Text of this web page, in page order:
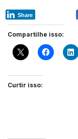
Share
Compartilhe isso:
Curtir isso: